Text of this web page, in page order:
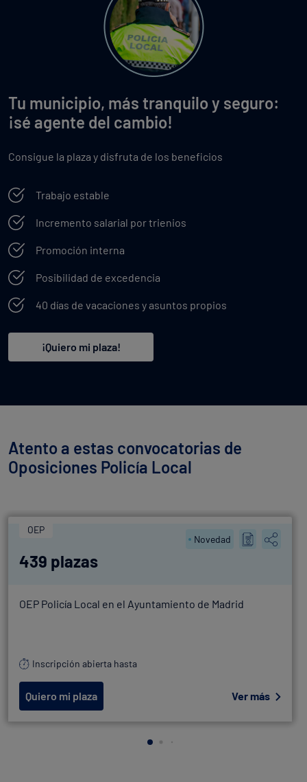
Tu municipio, más tranquilo y seguro:
¡sé agente del cambio!
Consigue la plaza y disfruta de los beneficios
Trabajo estable
Incremento salarial por trienios
Promoción interna
Posibilidad de excedencia
40 días de vacaciones y asuntos propios
¡Quiero mi plaza!
Atento a estas convocatorias de
Oposiciones Policía Local
OEP
Novedad
439 plazas
OEP Policía Local en el Ayuntamiento de Madrid
Inscripción abierta hasta
Quiero mi plaza Ver más